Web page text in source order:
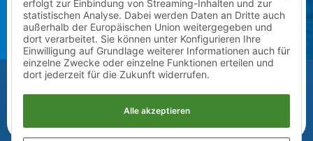
Zusatz (Klasse a, b, c) wählen
?
Vor-/Nachname des Kindes
erfolgt zur Einbindung von Streaming-Inhalten und zur
statistischen Analyse. Dabei werden Daten an Dritte auch
außerhalb der Europäischen Union weitergegeben und
dort verarbeitet. Sie können unter Konfigurieren Ihre
Einwilligung auf Grundlage weiterer Informationen auch für
einzelne Zwecke oder einzelne Funktionen erteilen und
dort jederzeit für die Zukunft widerrufen.
Alle akzeptieren